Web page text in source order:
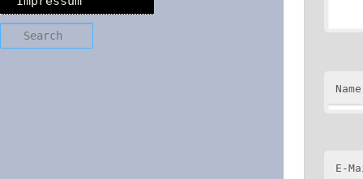
Search
Name
E-